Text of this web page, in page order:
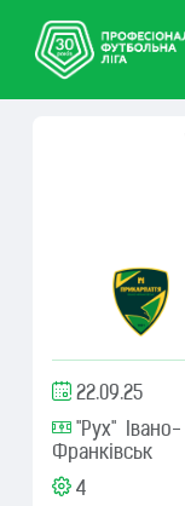
22.09.25
"Рух" Івано-
Франківськ
4